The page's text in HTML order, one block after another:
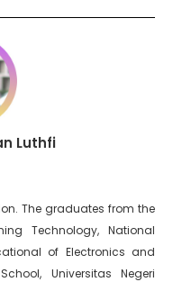
Luthfi
The graduates from the
Technology, National
of Electronics and
Universitas Negeri